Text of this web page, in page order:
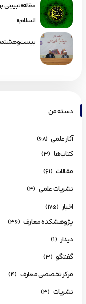
مقاله«تبیینی
السلام»
دسته من
آثار علمی (68)
کتاب‌ها (3)
مقالات (61)
نشریات علمی (4)
اخبار (175)
پژوهشکده معارف (36)
دیدار (1)
گفتگو (3)
مرکز تخصصی معارف (4)
نشریات (3)